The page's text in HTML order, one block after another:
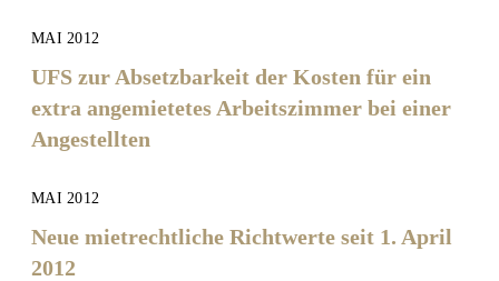
MAI 2012
UFS zur Absetzbarkeit der Kosten für ein
extra angemietetes Arbeitszimmer bei einer
Angestellten
MAI 2012
Neue mietrechtliche Richtwerte seit 1. April
2012